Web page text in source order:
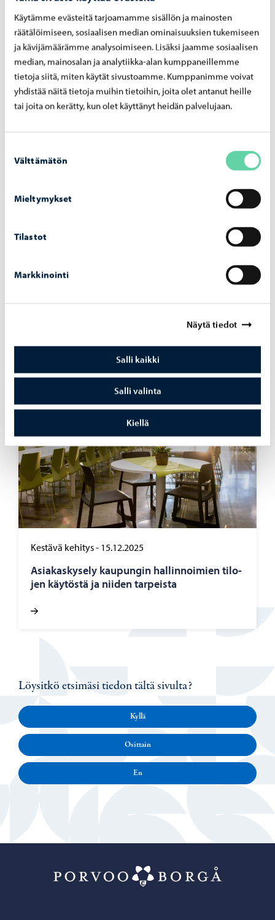
Käytämme evästeitä tarjoamamme sisällön ja mainosten
räätälöimiseen, sosiaalisen median ominaisuuksien tukemiseen
ja kävijämäärämme analysoimiseen. Lisäksi jaamme sosiaalisen
median, mainosalan ja analytiikka-alan kumppaneillemme
tietoja siitä, miten käytät sivustoamme. Kumppanimme voivat
yhdistää näitä tietoja muihin tietoihin, joita olet antanut heille
tai joita on kerätty, kun olet käyttänyt heidän palvelujaan.
valinta
Välttämätön
Mieltymykset
Tilastot
Markkinointi
Näytä tiedot
Salli kaikki
Salli valinta
Kiellä
Kestävä kehitys-07.05.2026
Kau­pun­gin il­mas­to­kump­pa­ni­ver­kos­to vah­
vis­tuu kah­del­la uu­del­la kump­pa­nil­la
Kestävä kehitys- 15.12.2025
Asia­kas­ky­se­ly kau­pun­gin hal­lin­noi­mien ti­lo­
jen käy­tös­tä ja nii­den tar­peis­ta
Löysitkö etsimäsi tiedon tältä sivulta?
Kyllä
Osittain
En